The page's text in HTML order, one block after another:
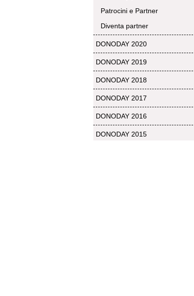
Patrocini e Partner
Diventa partner
DONODAY 2020
DONODAY 2019
DONODAY 2018
DONODAY 2017
DONODAY 2016
DONODAY 2015